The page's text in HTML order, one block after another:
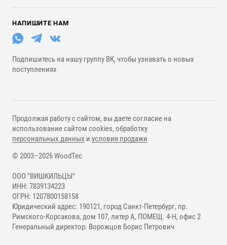
НАПИШИТЕ НАМ
Подпишитесь на нашу группу ВК, чтобы узнавать о новых
поступлениях
© 2003–2026 WoodTec
ООО "ВИШКИЛЬЦЫ"
ИНН: 7839134223
ОГРН: 1207800158158
Юридический адрес: 190121, город Санкт-Петербург, пр.
Римского-Корсакова, дом 107, литер А, ПОМЕЩ. 4-Н, офис 2
Генеральный директор: Ворожцов Борис Петрович
Продолжая работу с сайтом, вы даете согласие на
использование сайтом cookies, обработку
персональных данных и условия продажи